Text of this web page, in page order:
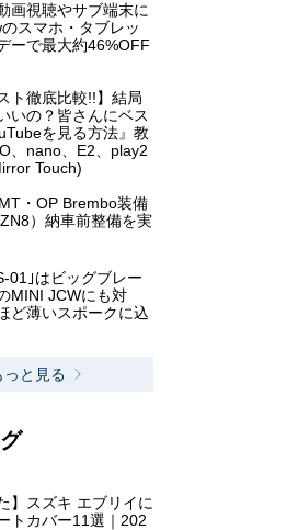
画視聴やサブ端末に
スマホ・タブレッ
ーで最大約46%OFF
ト徹底比較!!】結局
いの？皆さんにベス
を見る方法』教
、nano、E2、play2
Touch)
・OP Brembo装備
）納車前整備を実
01｣はビッグブレー
MINI JCWにも対
ど薄いスポークに込
と見る
】スズキ エブリイに
トカバー11選｜202